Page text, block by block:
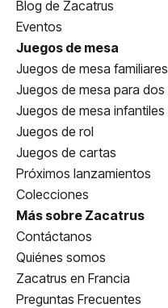
Blog de Zacatrus
Eventos
Juegos de mesa
Juegos de mesa familiares
Juegos de mesa para dos
Juegos de mesa infantiles
Juegos de rol
Juegos de cartas
Próximos lanzamientos
Colecciones
Más sobre Zacatrus
Contáctanos
Quiénes somos
Zacatrus en Francia
Preguntas Frecuentes